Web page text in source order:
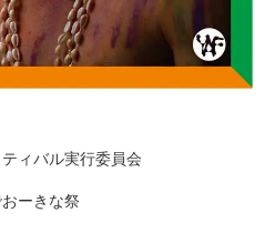
ィバル実行委員会
ーきな祭